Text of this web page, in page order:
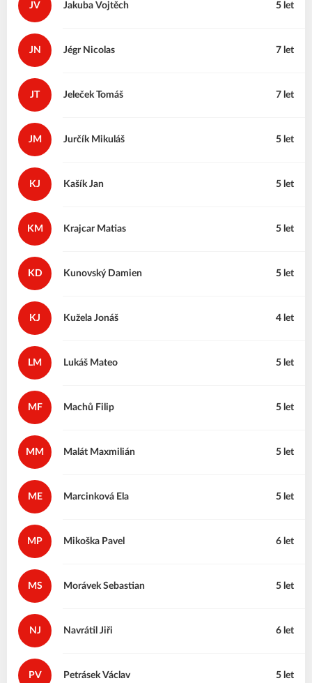
JV Vojtěch
Jakuba 5 let
JN Nicolas
Jégr 7 let
JT Tomáš
Jeleček 7 let
JM Mikuláš
Jurčík 5 let
KJ Jan
Kašík 5 let
KM Matias
Krajcar 5 let
KD Damien
Kunovský 5 let
KJ Jonáš
Kužela 4 let
LM Mateo
Lukáš 5 let
MF Filip
Machů 5 let
MM Maxmilián
Malát 5 let
ME Ela
Marcinková 5 let
MP Pavel
Mikoška 6 let
MS Sebastian
Morávek 5 let
NJ Jiři
Navrátil 6 let
PV Václav
Petrásek 5 let